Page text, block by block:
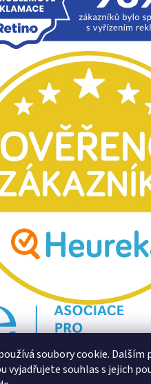
soubory cookie. Dalším
vyjadřujete souhlas s jejich